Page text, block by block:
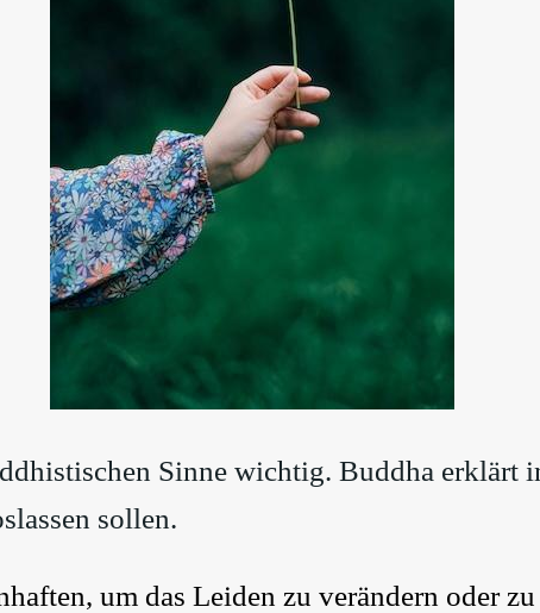
Sinne wichtig. Buddha erklärt
sollen.
um das Leiden zu verändern oder